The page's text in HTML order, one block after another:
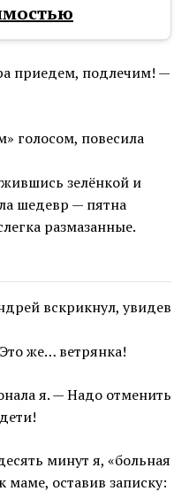
приедем, подлечим! —
голосом, повесила
зелёнкой и
шедевр — пятна
размазанные.
вскрикнул, увидев
же… ветрянка!
я. — Надо отменить
минут я, «больная
маме, оставив записку: